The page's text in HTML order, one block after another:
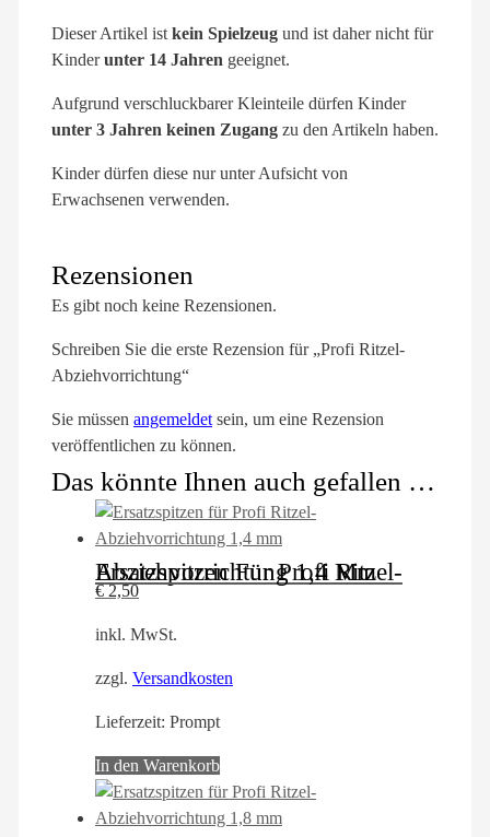
Dieser Artikel ist kein Spielzeug und ist daher nicht für
Kinderunter 14 Jahren geeignet.
Aufgrund verschluckbarer Kleinteile dürfen Kinder
unter 3 Jahren keinen Zugang zu den Artikeln haben.
Kinder dürfen diese nur unter Aufsicht von
Erwachsenen verwenden.
Rezensionen
Es gibt noch keine Rezensionen.
Schreiben Sie die erste Rezension für „Profi Ritzel-
Abziehvorrichtung“
Sie müssen angemeldet sein, um eine Rezension
veröffentlichen zu können.
Das könnte Ihnen auch gefallen …
Ersatzspitzen Für Profi Ritzel-Abziehvorrichtung 1,4 Mm
€2,50
inkl. MwSt.
zzgl. Versandkosten
Lieferzeit: Prompt
In den Warenkorb